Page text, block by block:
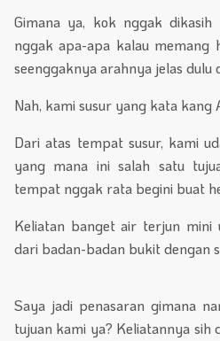
Gimana ya, kok nggak dikasih
nggak apa-apa kalau memang
seenggaknya arahnya jelas dulu
Nah, kami susur yang kata kang
Dari atas tempat susur, kami
yang mana ini salah satu
tempat nggak rata begini buat
Keliatan banget air terjun mini
dari badan-badan bukit dengan
Saya jadi penasaran gimana
tujuan kami ya? Keliatannya sih